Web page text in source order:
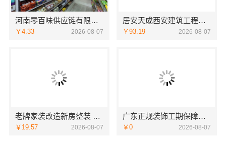
河南零百味供应链有限公司社区轻投入硬折扣零食铺低风险经营
￥4.33 2026-08-07
居安天成西安建筑工程：西安城区一站式家装，毛坯房自有施工队
￥93.19 2026-08-07
老牌家装改造新房整装 宁波雅美和居建材科技有限公司
￥19.57 2026-08-07
广东正规装饰工期保障，广东鼎饰空间装饰工程有限公司放心
￥0 2026-08-07